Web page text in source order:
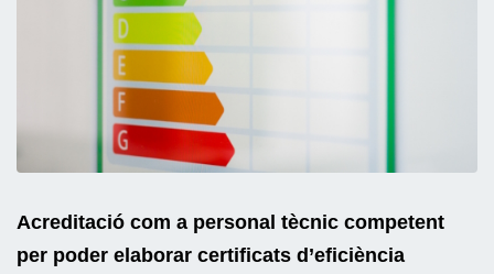
Acreditació com a personal tècnic competent
per poder elaborar certificats d’eficiència